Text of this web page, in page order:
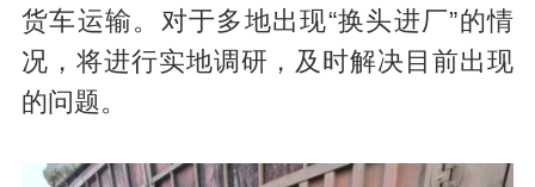
e
货车运输。对于多地出现“换头进厂”的情
况，将进行实地调研，及时解决目前出现
的问题。